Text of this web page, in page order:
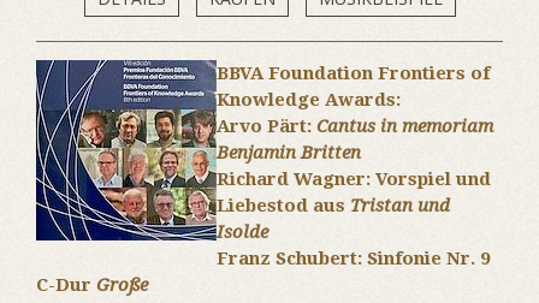
BBVA Foundation Frontiers of
Knowledge Awards:
Arvo Pärt: Cantus in memoriam
Benjamin Britten
Richard Wagner: Vorspiel und
Liebestod aus Tristan und
Isolde
Franz Schubert: Sinfonie Nr. 9
C-Dur Große